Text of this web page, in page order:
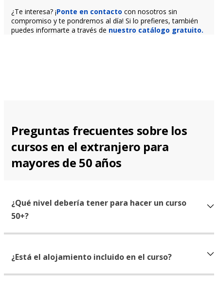
¿Te interesa? ¡Ponte en contacto con nosotros sin
compromiso y te pondremos al día! Si lo prefieres, también
puedes informarte a través de nuestro catálogo gratuito.
Preguntas frecuentes sobre los
cursos en el extranjero para
mayores de 50 años
¿Qué nivel debería tener para hacer un curso
50+?
¿Está el alojamiento incluido en el curso?